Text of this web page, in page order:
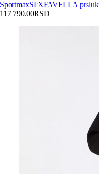
SportmaxSPXFAVELLA prsluk
117.790,00RSD